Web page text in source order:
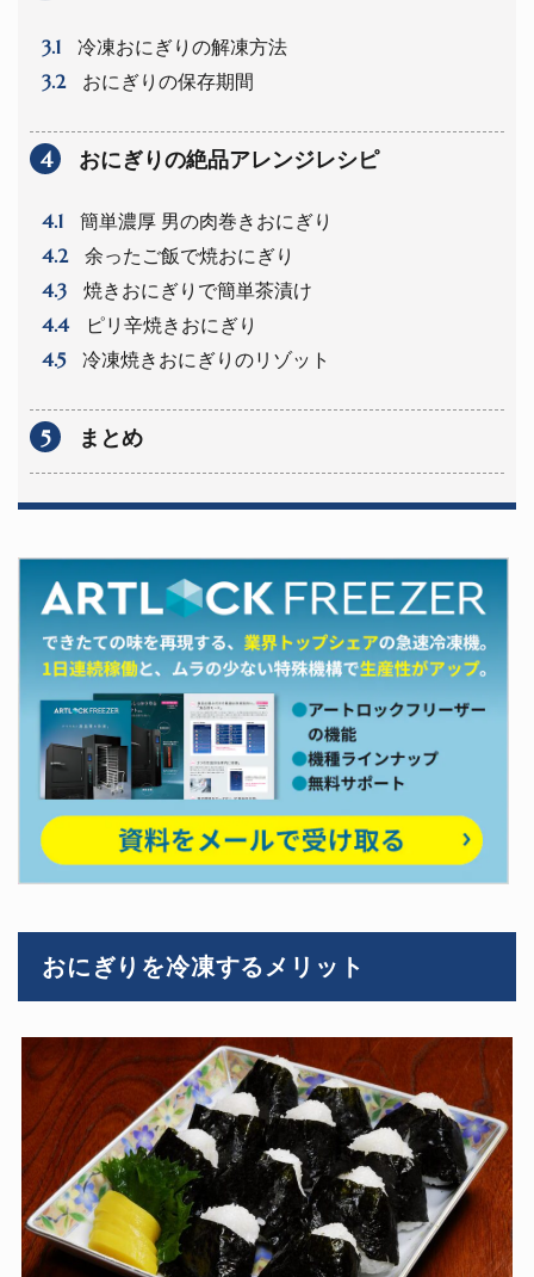
3.1 冷凍おにぎりの解凍方法
3.2 おにぎりの保存期間
4 おにぎりの絶品アレンジレシピ
4.1 簡単濃厚 男の肉巻きおにぎり
4.2 余ったご飯で焼おにぎり
4.3 焼きおにぎりで簡単茶漬け
4.4 ピリ辛焼きおにぎり
4.5 冷凍焼きおにぎりのリゾット
5 まとめ
おにぎりを冷凍するメリット